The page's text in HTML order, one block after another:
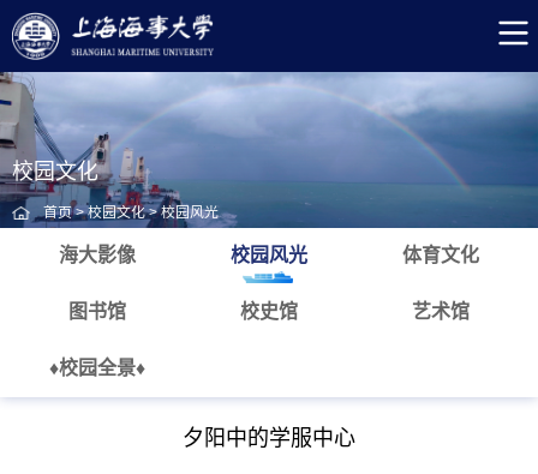
校园文化
首页>校园文化>校园风光
海大影像 校园风光 体育文化
图书馆 校史馆 艺术馆
♦校园全景♦
夕阳中的学服中心